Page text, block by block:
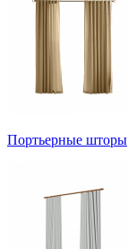
Портьерные шторы